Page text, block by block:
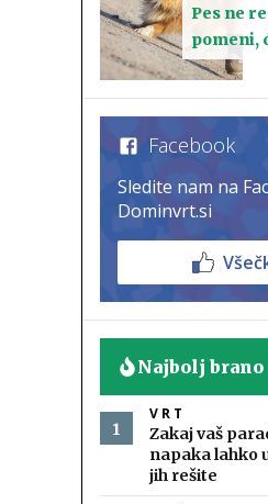
Pes ne
pomeni,
Facebook
Sledite nam na
Dominvrt.si
Najbolj brano
VRT
Zakaj vaš
napaka lahko
jih rešite